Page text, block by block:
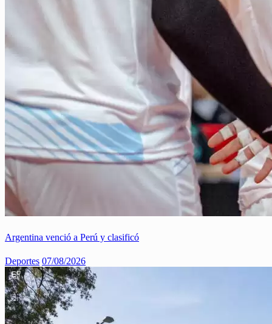
Argentina venció a Perú y clasificó
Deportes 07/08/2026